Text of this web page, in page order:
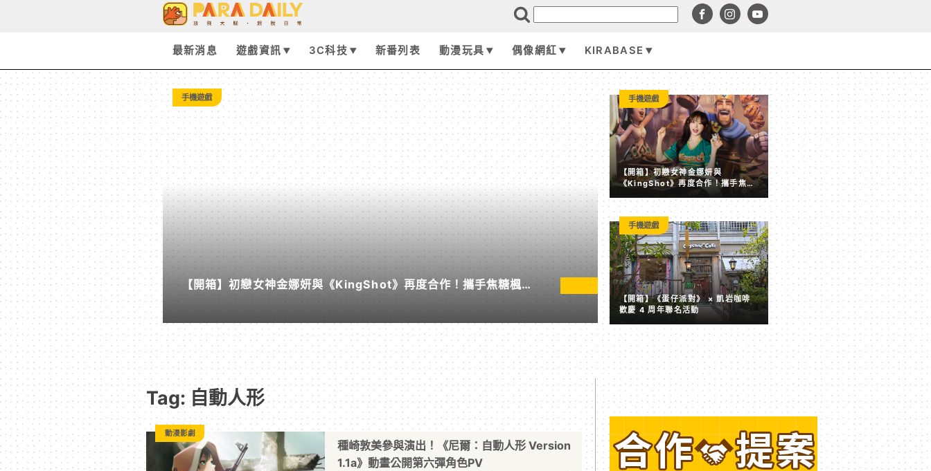
動
人
形
-
Paradaily
-
遊
戲
｜
動
最新消息 遊戲資訊 3C科技 新番列表 動漫玩具 偶像網紅 KIRABASE
手機遊戲
【開箱】初戀女神金娜妍與《KingShot》再度合作！攜手焦糖楓、
柒息地推出「國王燒烤節」活動
手機遊戲
【開箱】《蛋仔派對》 × 凱岩咖啡 歡慶 4 周年聯名活動
【開箱】初戀女神金娜妍與
《KingShot》再度合作！攜手焦糖
楓、柒息地推出「國王燒烤節」活動
手機遊戲
【開箱】《蛋仔派對》 × 凱岩咖啡
歡慶 4 周年聯名活動
手機遊戲
Tag: 自動人形
動漫影劇
種崎敦美參與演出！《尼爾：自動人形 Version
1.1a》動畫公開第六彈角色PV